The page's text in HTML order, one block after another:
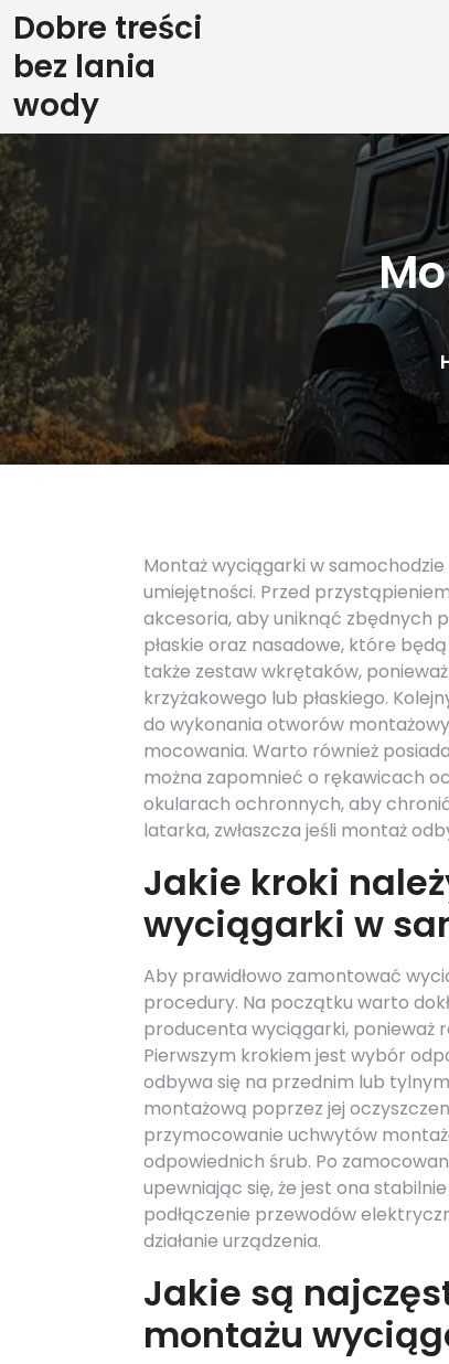
Skip
to
content
Dobre treści
bez lania
wody
Montaż wyciągarki w
umiejętności. Przed
akcesoria, aby uniknąć zbędnych
płaskie oraz nasadowe, które
także zestaw wkrętaków,
krzyżakowego lub płaskiego.
do wykonania otworów
mocowania. Warto również
można zapomnieć o rękawicach
okularach ochronnych, aby
latarka, zwłaszcza jeśli montaż
Jakie kroki
wyciągarki w
Aby prawidłowo zamontować
procedury. Na początku warto
producenta wyciągarki, ponieważ
Pierwszym krokiem jest wybór
odbywa się na przednim lub
montażową poprzez jej
przymocowanie uchwytów
odpowiednich śrub. Po
upewniając się, że jest ona
podłączenie przewodów
działanie urządzenia.
Jakie są
montażu